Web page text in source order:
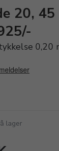
20, 45
0,20
lager